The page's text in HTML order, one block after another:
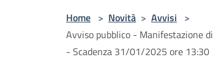
Home > Novità > Avvisi >
Avviso pubblico - Manifestazione
- Scadenza 31/01/2025 ore 13:30